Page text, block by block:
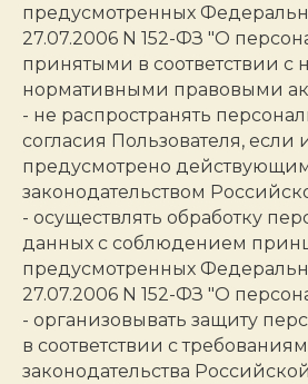
предусмотренных
27.07.2006 N 152-ФЗ "О
принятыми в соответствии с
нормативными правовыми
- не распространять
согласия Пользователя, если
предусмотрено
законодательством
- осуществлять обработку
данных с соблюдением
предусмотренных
27.07.2006 N 152-ФЗ "О
- организовывать защиту
в соответствии с
законодательства